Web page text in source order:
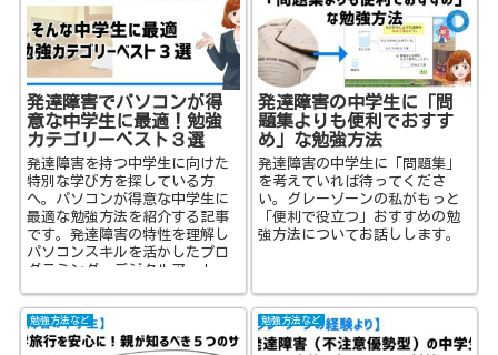
発達障害でパソコンが得
意な中学生に最適！勉強
カテゴリーベスト３選
発達障害を持つ中学生に向けた
特別な学び方を探している方
へ。パソコンが得意な中学生に
最適な勉強方法を紹介する記事
です。発達障害の特性を理解し
パソコンスキルを活かしたプロ
グラミング、デジタルアート、
ムの活用法をご提案します。
発達障害の中学生に「問
題集よりも便利でおすす
め」な勉強方法
発達障害の中学生に「問題集」
を考えていれば待ってくださ
い。グレーゾーンの私がもっと
「便利で役立つ」おすすめの勉
強方法についてお話しします。
勉強方法など 勉強方法など